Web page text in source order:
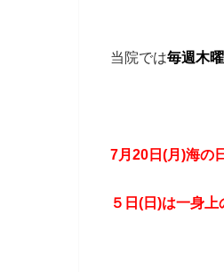
当院では毎週木
7月20日(月)海の
５日(日)は一身上